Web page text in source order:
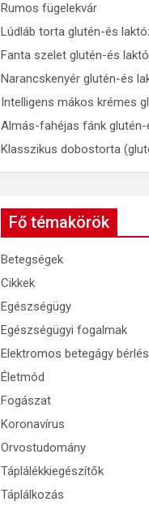
Rumos fügelekvár
Lúdláb torta glutén-és
Fanta szelet glutén-és
Narancskenyér glutén-és
Intelligens mákos krémes
Almás-fahéjas fánk
Klasszikus dobostorta
Fő témakörök
Betegségek
Cikkek
Egészségügy
Egészségügyi fogalmak
Elektromos betegágy bérlés
Életmód
Fogászat
Koronavírus
Orvostudomány
Táplálékkiegészítők
Táplálkozás